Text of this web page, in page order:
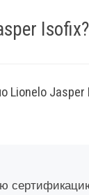
Isofix?
Lionelo